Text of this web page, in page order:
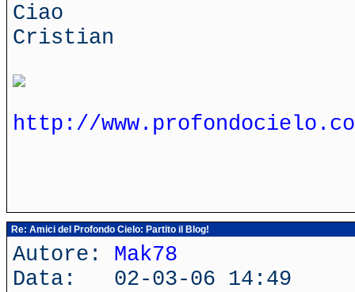
Ciao
Cristian
http://
Re: Amici del Profondo Cielo: Partito il Blog!
Autore: Mak78
Data: 02-03-06 14:49